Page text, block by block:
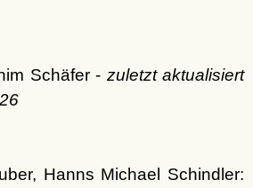
Schäfer - zuletzt aktualisiert
Hanns Michael Schindler: